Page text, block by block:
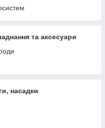
та аксесуари
насадки